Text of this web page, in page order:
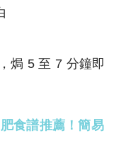
焗 5 至 7 分鐘即
食譜推薦！簡易